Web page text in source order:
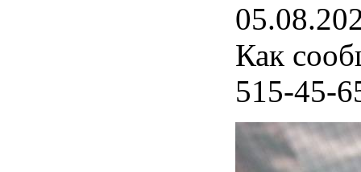
Как
515-45-